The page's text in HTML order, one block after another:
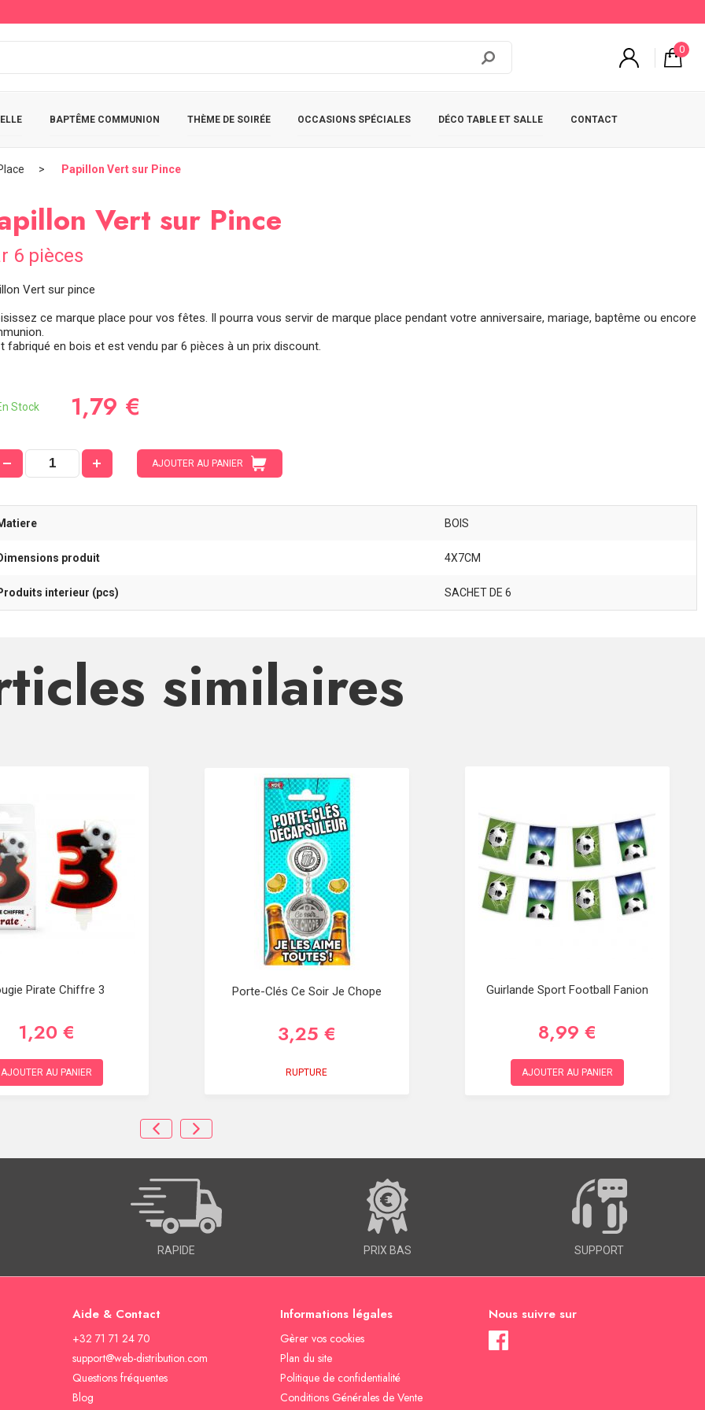
0
BAPTÊME COMMUNION THÈME DE SOIRÉE OCCASIONS SPÉCIALES DÉCO TABLE ET SALLE CONTACT
Papillon Vert sur Pince
Vert sur Pince
6 pièces
Vert sur pince
ce marque place pour vos fêtes. Il pourra vous servir de marque place pendant votre anniversaire, mariage, baptême ou encore
fabriqué en bois et est vendu par 6 pièces à un prix discount.
Stock 1,79 €
AJOUTER AU PANIER
BOIS
produit 4X7CM
interieur (pcs) SACHET DE 6
similaires
Pirate Chiffre 3
1,20 €
AJOUTER AU PANIER
Porte-Clés Ce Soir Je Chope
3,25 €
RUPTURE
Guirlande Sport Football Fanion
8,99 €
AJOUTER AU PANIER
RAPIDE PRIX BAS SUPPORT
Aide & Contact
+32 71 71 24 70
support@web-distribution.com
Questions fréquentes
Blog
Informations légales
Gèrer vos cookies
Plan du site
Politique de confidentialité
Conditions Générales de Vente
Nous suivre sur